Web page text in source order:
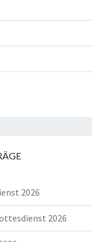
2026
2026